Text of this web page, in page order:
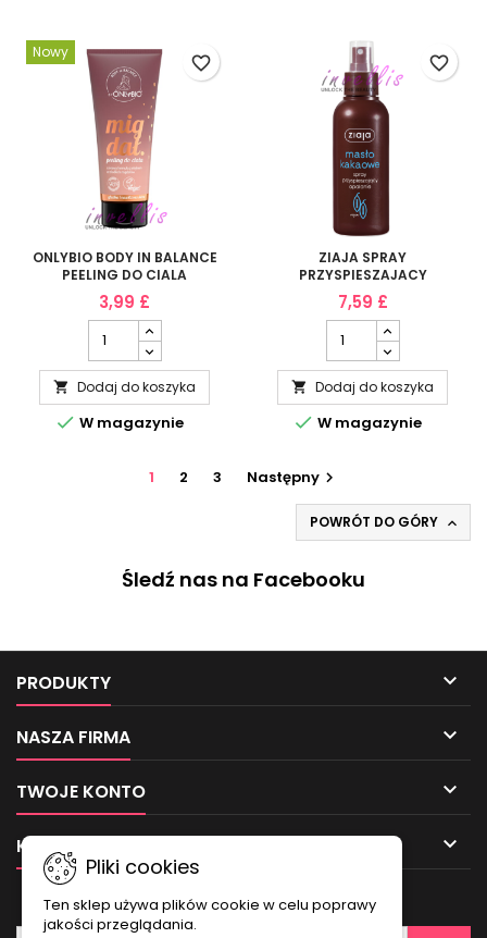
Nowy
ONLYBIO BODY IN BALANCE
PEELING DO CIALA
MIGDALOWY 200ML
3,99 £
 Dodaj do koszyka
 W magazynie
favorite_border
ZIAJA SPRAY
PRZYSPIESZAJACY
OPALANIE MASLO KAKAOWE
100ML
7,59 £
 Dodaj do koszyka
 W magazynie
favorite_border
1 2 3 Następny
POWRÓT DO GÓRY 
Śledź nas na Facebooku
PRODUKTY 
NASZA FIRMA 
TWOJE KONTO 
KONTAKT 
Pliki cookies
Ten sklep używa plików cookie w celu poprawy
jakości przeglądania.
NEWSLETTER